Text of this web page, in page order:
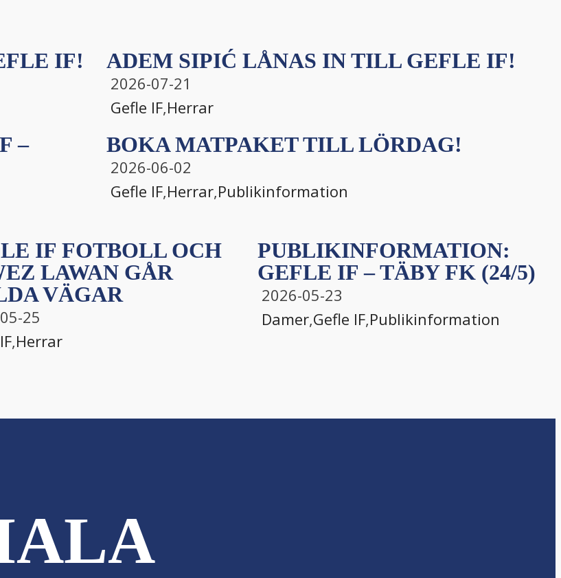
IF! ADEM SIPIĆ LÅNAS IN TILL GEFLE IF!
2026-07-21
Gefle IF,Herrar
–
BOKA MATPAKET TILL LÖRDAG!
2026-06-02
Gefle IF,Herrar,Publikinformation
IF FOTBOLL OCH
LAWAN GÅR
VÄGAR
25
,Herrar
PUBLIKINFORMATION:
GEFLE IF – TÄBY FK (24/5)
2026-05-23
Damer,Gefle IF,Publikinformation